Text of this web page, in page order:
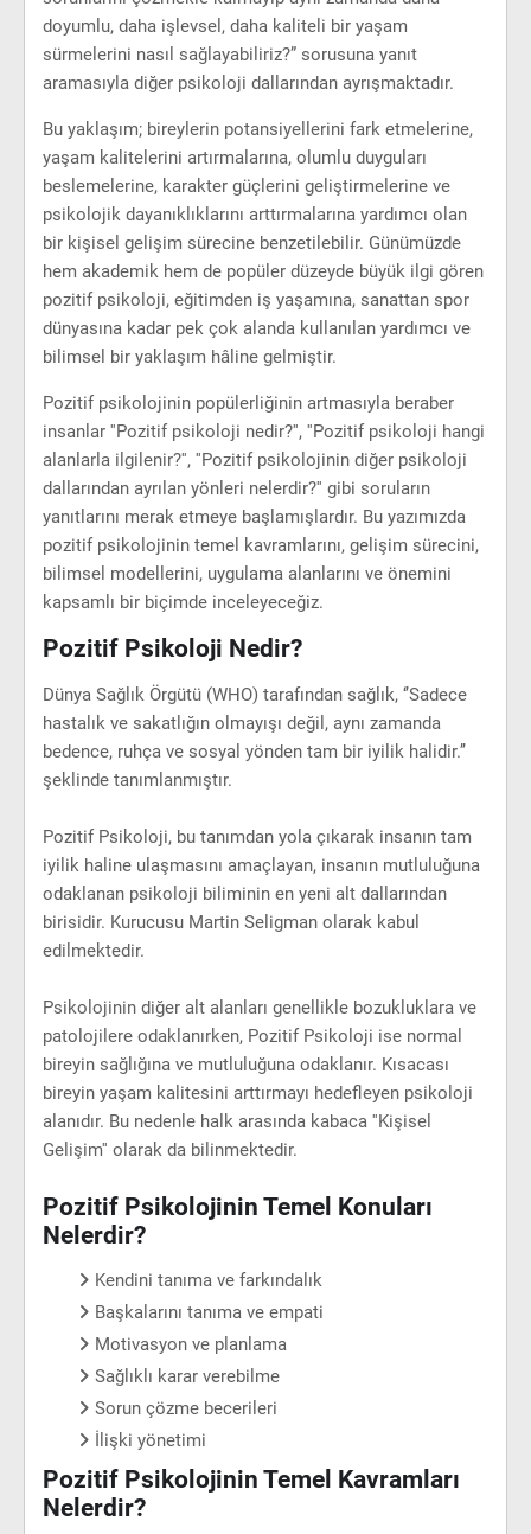
doyumlu, daha işlevsel, daha kaliteli bir yaşam
sürmelerini nasıl sağlayabiliriz?” sorusuna yanıt
aramasıyla diğer psikoloji dallarından ayrışmaktadır.
Bu yaklaşım; bireylerin potansiyellerini fark etmelerine,
yaşam kalitelerini artırmalarına, olumlu duyguları
beslemelerine, karakter güçlerini geliştirmelerine ve
psikolojik dayanıklıklarını arttırmalarına yardımcı olan
bir kişisel gelişim sürecine benzetilebilir. Günümüzde
hem akademik hem de popüler düzeyde büyük ilgi gören
pozitif psikoloji, eğitimden iş yaşamına, sanattan spor
dünyasına kadar pek çok alanda kullanılan yardımcı ve
bilimsel bir yaklaşım hâline gelmiştir.
Pozitif psikolojinin popülerliğinin artmasıyla beraber
insanlar ''Pozitif psikoloji nedir?'', ''Pozitif psikoloji hangi
alanlarla ilgilenir?'', ''Pozitif psikolojinin diğer psikoloji
dallarından ayrılan yönleri nelerdir?'' gibi soruların
yanıtlarını merak etmeye başlamışlardır. Bu yazımızda
pozitif psikolojinin temel kavramlarını, gelişim sürecini,
bilimsel modellerini, uygulama alanlarını ve önemini
kapsamlı bir biçimde inceleyeceğiz.
Pozitif Psikoloji Nedir?
Dünya Sağlık Örgütü (WHO) tarafından sağlık, ‘’Sadece
hastalık ve sakatlığın olmayışı değil, aynı zamanda
bedence, ruhça ve sosyal yönden tam bir iyilik halidir.’’
şeklinde tanımlanmıştır.
Pozitif Psikoloji, bu tanımdan yola çıkarak insanın tam
iyilik haline ulaşmasını amaçlayan, insanın mutluluğuna
odaklanan psikoloji biliminin en yeni alt dallarından
birisidir. Kurucusu Martin Seligman olarak kabul
edilmektedir.
Psikolojinin diğer alt alanları genellikle bozukluklara ve
patolojilere odaklanırken, Pozitif Psikoloji ise normal
bireyin sağlığına ve mutluluğuna odaklanır. Kısacası
bireyin yaşam kalitesini arttırmayı hedefleyen psikoloji
alanıdır. Bu nedenle halk arasında kabaca ''Kişisel
Gelişim'' olarak da bilinmektedir.
Pozitif Psikolojinin Temel Konuları
Nelerdir?
Kendini tanıma ve farkındalık
Başkalarını tanıma ve empati
Motivasyon ve planlama
Sağlıklı karar verebilme
Sorun çözme becerileri
İlişki yönetimi
Pozitif Psikolojinin Temel Kavramları
Nelerdir?